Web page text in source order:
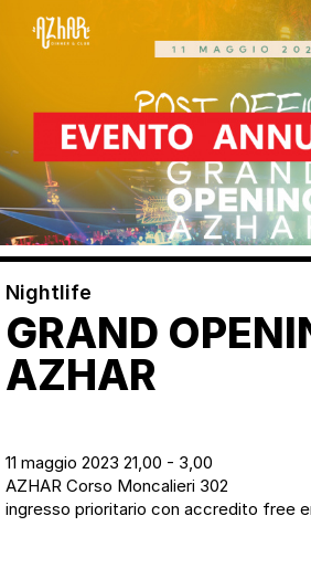
Nightlife
GRAND
AZHAR
11 maggio 2023 21,00 - 3,00
AZHAR Corso Moncalieri 302
ingresso prioritario con accredito free